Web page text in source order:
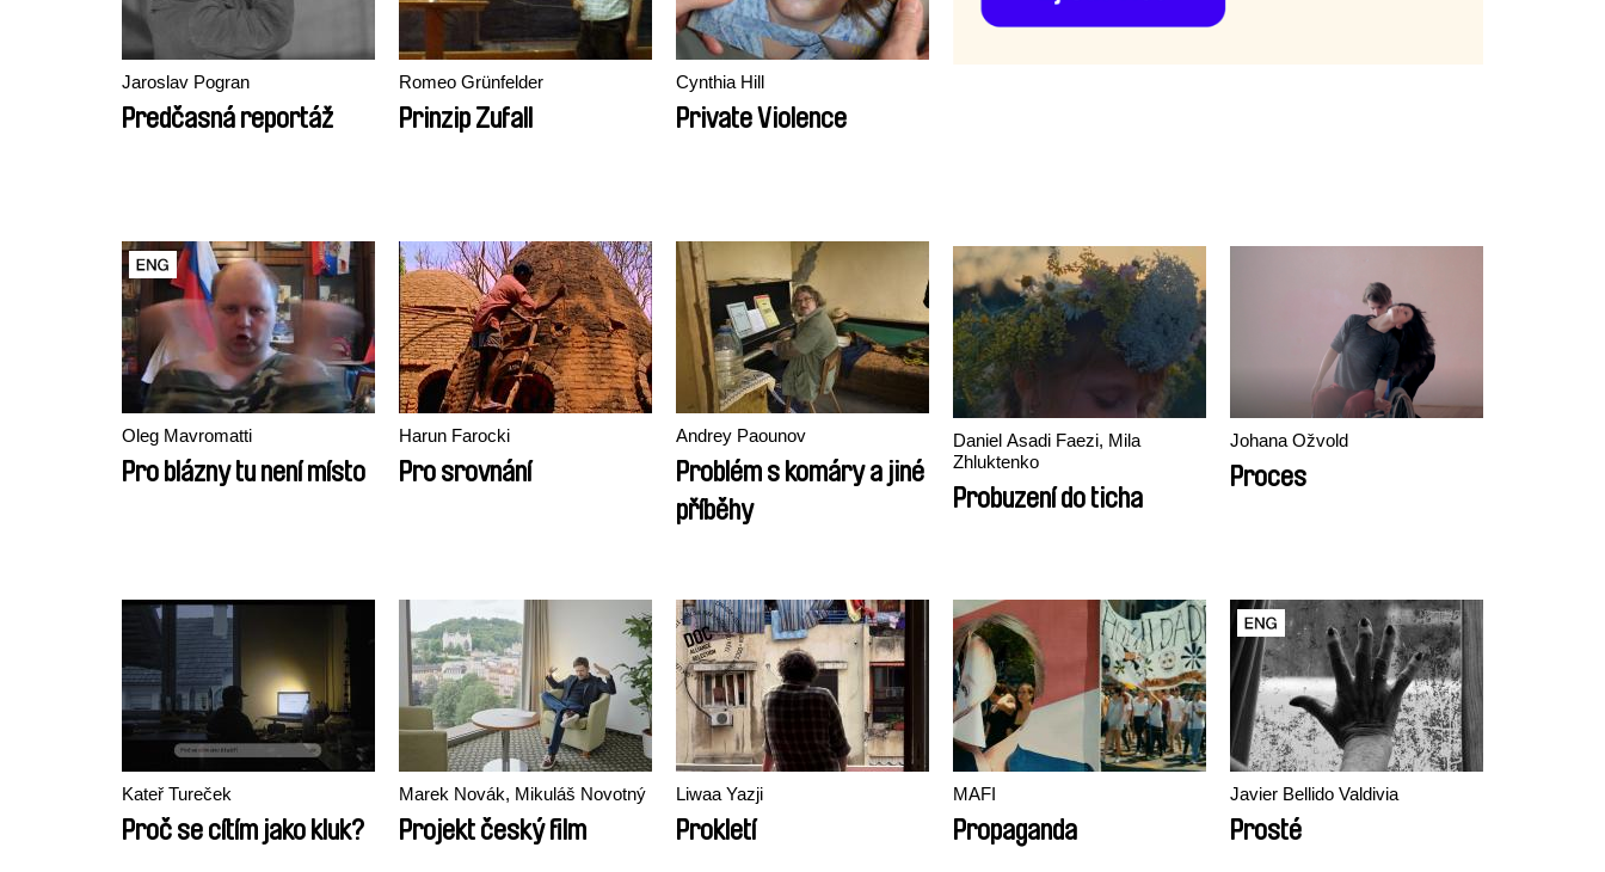
Jaroslav Pogran
Predčasná reportáž
Romeo Grünfelder
Prinzip Zufall
Cynthia Hill
Private Violence
Oleg Mavromatti
Pro blázny tu není místo
Harun Farocki
Pro srovnání
Andrey Paounov
Problém s komáry a jiné
příběhy
Daniel Asadi Faezi, Mila
Zhluktenko
Probuzení do ticha
Johana Ožvold
Proces
Kateř Tureček
Proč se cítím jako kluk?
Marek Novák, Mikuláš Novotný
Projekt český film
Liwaa Yazji
Prokletí
MAFI
Propaganda
Javier Bellido Valdivia
Prosté